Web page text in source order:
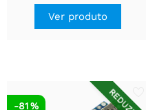
Ver produto
-81 %